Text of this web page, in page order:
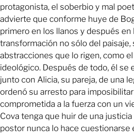
protagonista, el soberbio y mal
advierte que conforme huye de
primero en los llanos y después en
transformación no sólo del paisaje,
abstracciones que lo rigen, como
ideológico. Después de todo, él se
junto con Alicia, su pareja, de una
ordenó su arresto para
comprometida a la fuerza con un
Cova tenga que huir de una
postor nunca lo hace cuestionarse